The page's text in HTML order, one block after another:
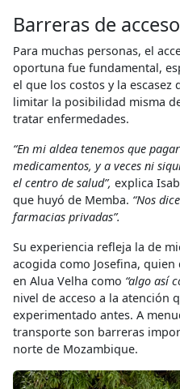
Barreras de acceso
Para muchas personas, el
oportuna fue fundamental,
el que los costos y la escasez
limitar la posibilidad misma
tratar enfermedades.
“En mi aldea tenemos que
medicamentos, y a veces ni
el centro de salud”, explica
que huyó de Memba. “Nos
farmacias privadas”.
Su experiencia refleja la de
acogida como Josefina,
en Alua Velha como “algo así
nivel de acceso a la atención
experimentado antes. A
transporte son barreras
norte de Mozambique.